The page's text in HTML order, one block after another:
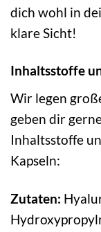
dich wohl in
klare Sicht!
Inhaltsstoffe
Wir legen
geben dir
Inhaltsstoffe
Kapseln:
Zutaten: